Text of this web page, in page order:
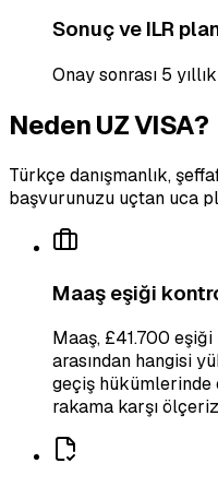
Sonuç ve ILR
Onay sonrası 5
Neden UZ VISA?
Türkçe danışmanlık,
başvurunuzu uçtan uca
Maaş eşiği
Maaş, £41.700
arasından hangisi
geçiş
rakama karşı